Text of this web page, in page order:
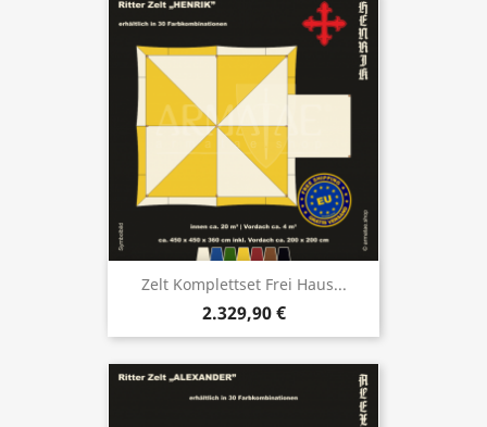
Zelt Komplettset Frei Haus...
2.329,90 €